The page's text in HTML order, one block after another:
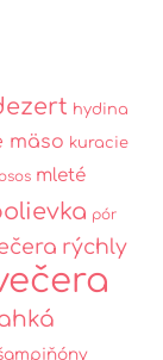
hydina
mäso kuracie
mleté
pór
rýchly